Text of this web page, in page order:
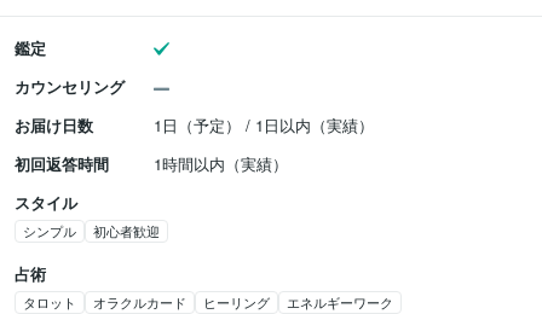
鑑定
カウンセリング
お届け日数
1日（予定） / 1日以内（実績）
初回返答時間
1時間以内（実績）
スタイル
シンプル 初心者歓迎
占術
タロット オラクルカード ヒーリング エネルギーワーク